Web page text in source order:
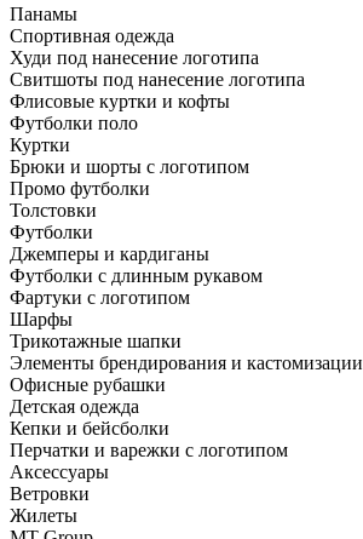
Панамы
Спортивная одежда
Худи под нанесение логотипа
Свитшоты под нанесение логотипа
Флисовые куртки и кофты
Футболки поло
Куртки
Брюки и шорты с логотипом
Промо футболки
Толстовки
Футболки
Джемперы и кардиганы
Футболки с длинным рукавом
Фартуки с логотипом
Шарфы
Трикотажные шапки
Элементы брендирования и кастомизации
Офисные рубашки
Детская одежда
Кепки и бейсболки
Перчатки и варежки с логотипом
Аксессуары
Ветровки
Жилеты